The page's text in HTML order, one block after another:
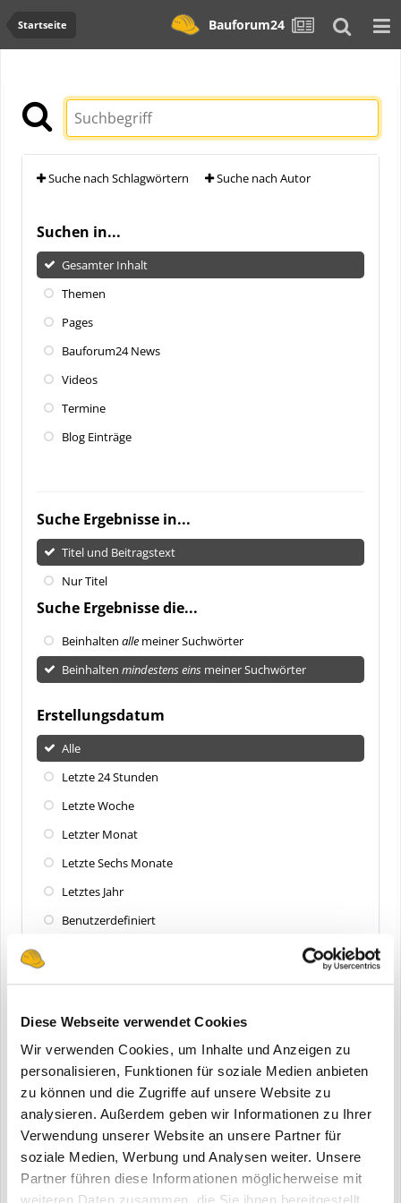
Diese Webseite verwendet Cookies
Wir verwenden Cookies, um Inhalte und Anzeigen zu
personalisieren, Funktionen für soziale Medien anbieten
zu können und die Zugriffe auf unsere Website zu
analysieren. Außerdem geben wir Informationen zu Ihrer
Verwendung unserer Website an unsere Partner für
soziale Medien, Werbung und Analysen weiter. Unsere
Partner führen diese Informationen möglicherweise mit
Startseite Bauforum24
Suche nach Schlagwörtern Suche nach Autor
Suchen in...
Gesamter Inhalt
Themen
Pages
Bauforum24 News
Videos
Termine
Blog Einträge
Suche Ergebnisse in...
Titel und Beitragstext
Nur Titel
Suche Ergebnisse die...
Beinhalten alle meiner Suchwörter
Beinhalten mindestens eins meiner Suchwörter
Erstellungsdatum
Alle
Letzte 24 Stunden
Letzte Woche
Letzter Monat
Letzte Sechs Monate
Letztes Jahr
Benutzerdefiniert
Zuletzt aktualisiert
Letzte 24 Stunden
Letzte Woche
Letzter Monat
Letzte Sechs Monate
Letztes Jahr
Benutzerdefiniert